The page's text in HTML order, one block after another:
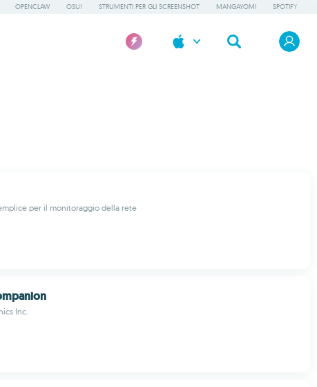
OPENCLAW OSU! STRUMENTI PER GLI SCREENSHOT MANGAYOMI SPOTIFY
per il monitoraggio della rete
Inc.